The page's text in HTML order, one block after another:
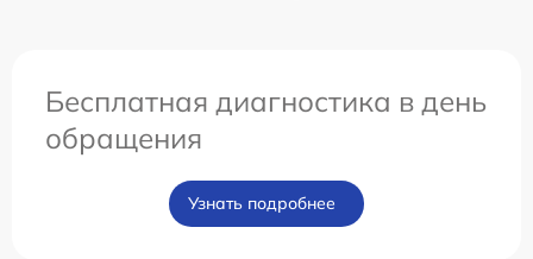
Бесплатная диагностика в день
обращения
Узнать подробнее